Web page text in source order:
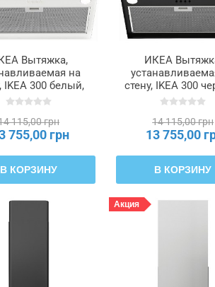
Вытяжка,
на
IKEA 300 белый,
см FIVELSBO,
115,00 грн
755,00 грн
В КОРЗИНУ
ИКЕА
стену, IKEA 300
56 см
14 115,00 грн
13 755,00
В КОРЗИНУ
Акция